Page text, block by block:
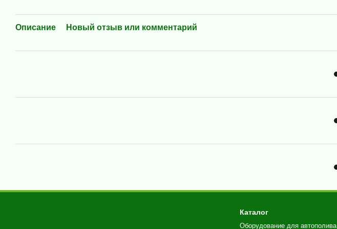
Описание Новый отзыв или комментарий
Каталог
Оборудование для автополива